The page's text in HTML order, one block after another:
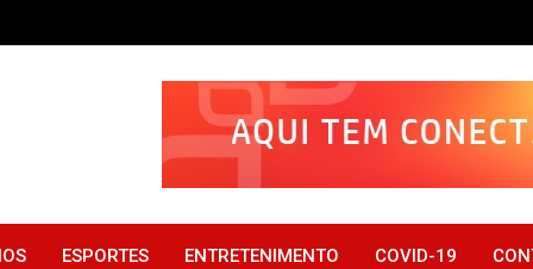
ESPORTES ENTRETENIMENTO COVID-19